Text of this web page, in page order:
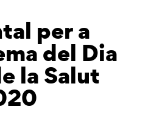
per a
del Dia
la Salut